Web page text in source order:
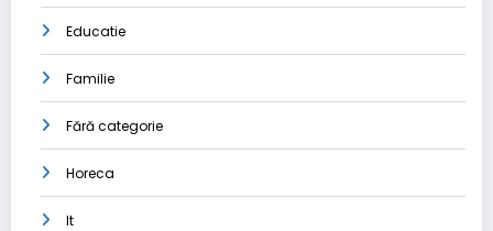
Educatie
Familie
Fără categorie
Horeca
It